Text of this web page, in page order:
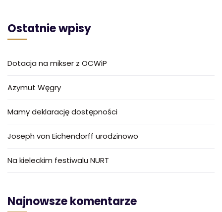
Ostatnie wpisy
Dotacja na mikser z OCWiP
Azymut Węgry
Mamy deklarację dostępności
Joseph von Eichendorff urodzinowo
Na kieleckim festiwalu NURT
Najnowsze komentarze